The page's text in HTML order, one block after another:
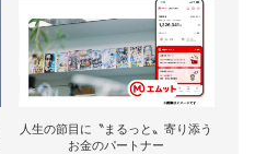
人生の節目に〝まるっと〟寄り添う
お金のパートナー